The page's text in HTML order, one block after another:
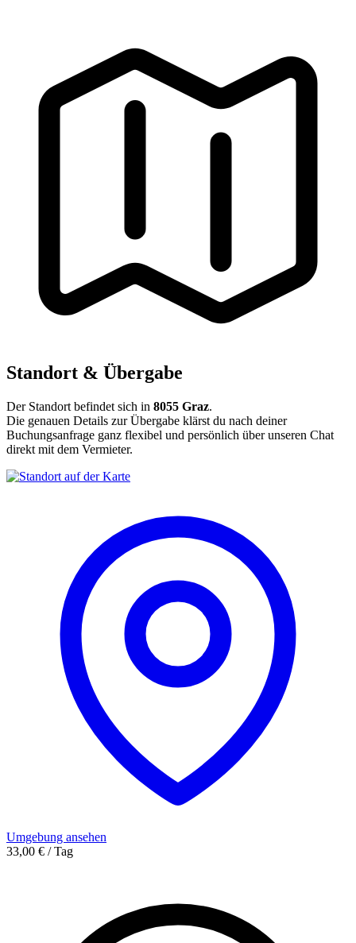
Standort & Übergabe
Der Standort befindet sich in 8055 Graz.
Die genauen Details zur Übergabe klärst du nach deiner
Buchungsanfrage ganz flexibel und persönlich über unseren Chat
direkt mit dem Vermieter.
Umgebung ansehen
33,00 € / Tag